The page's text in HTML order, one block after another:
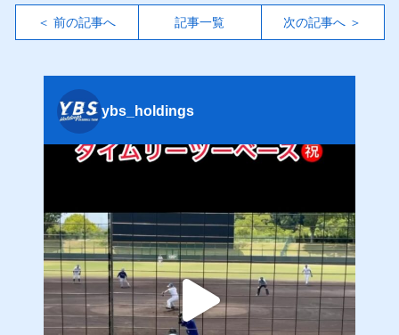
＜ 前の記事へ 記事一覧 次の記事へ ＞
ybs_holdings